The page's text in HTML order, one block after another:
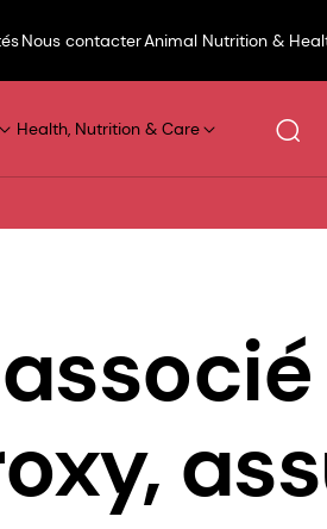
Nous contacterAnimal Nutrition &
Health, Nutrition & Care